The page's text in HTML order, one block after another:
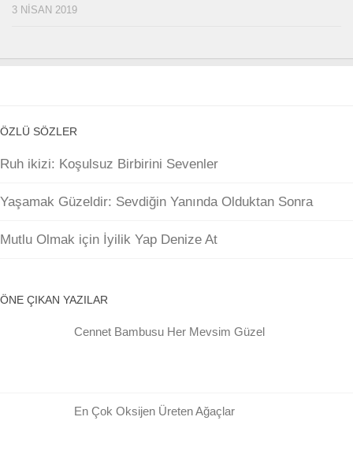
3 NISAN 2019
ÖZLÜ SÖZLER
Ruh ikizi: Koşulsuz Birbirini Sevenler
Yaşamak Güzeldir: Sevdiğin Yanında Olduktan Sonra
Mutlu Olmak için İyilik Yap Denize At
ÖNE ÇIKAN YAZILAR
Cennet Bambusu Her Mevsim Güzel
En Çok Oksijen Üreten Ağaçlar